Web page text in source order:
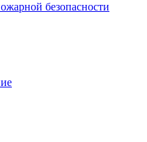
безопасности